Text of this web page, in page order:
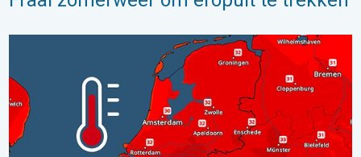
Woensdag bijna overal tropisch warm. Tot maximaal 35